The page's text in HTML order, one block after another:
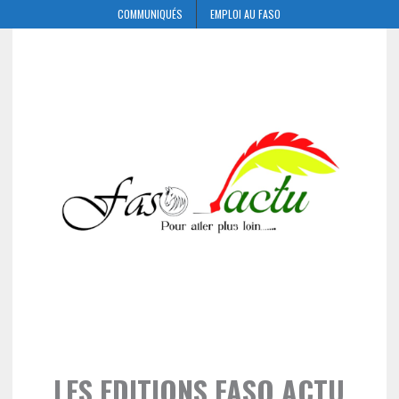
COMMUNIQUÉS EMPLOI AU FASO
LES EDITIONS FASO ACTU